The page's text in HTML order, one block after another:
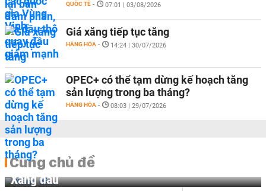
QUỐC TẾ - 07:01 | 03/08/2026
Giá xăng tiếp tục tăng
HÀNG HÓA - 14:24 | 30/07/2026
OPEC+ có thể tạm dừng kế hoạch tăng
sản lượng trong ba tháng?
HÀNG HÓA - 08:03 | 29/07/2026
Cùng chủ đề
Xăng dầu